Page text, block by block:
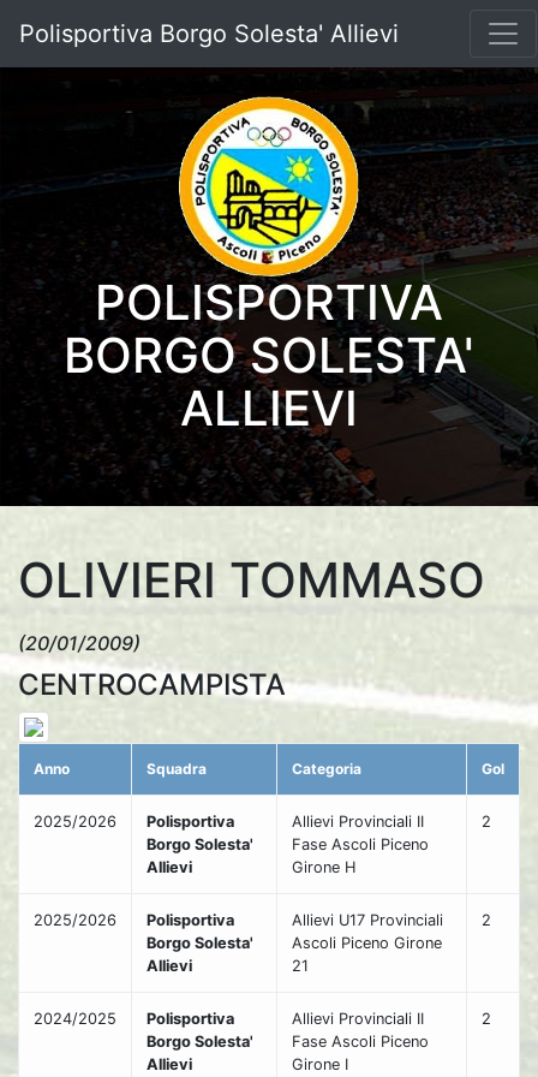
Polisportiva Borgo Solesta' Allievi
POLISPORTIVA
BORGO SOLESTA'
ALLIEVI
OLIVIERI TOMMASO
(20/01/2009)
CENTROCAMPISTA
Anno Squadra Categoria Gol
2025/2026
Polisportiva
Borgo Solesta'
Allievi
Allievi Provinciali II
Fase Ascoli Piceno
Girone H
2
2025/2026
Polisportiva
Borgo Solesta'
Allievi
Allievi U17 Provinciali
Ascoli Piceno Girone
21
2
2024/2025
Polisportiva
Borgo Solesta'
Allievi
Allievi Provinciali II
Fase Ascoli Piceno
Girone I
2